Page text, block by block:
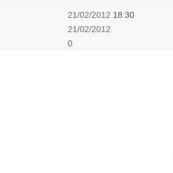
21/02/2012 18:30
21/02/2012
0